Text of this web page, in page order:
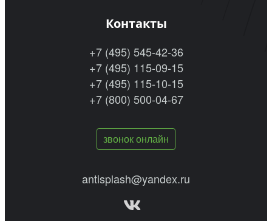
Контакты
+7 (495) 545-42-36
+7 (495) 115-09-15
+7 (495) 115-10-15
+7 (800) 500-04-67
звонок онлайн
antisplash@yandex.ru